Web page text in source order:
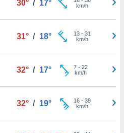
30° / 17°
km/h
31° / 18° 13- 31
km/h
32° / 17° 7- 22
km/h
32° / 19° 16- 39
km/h